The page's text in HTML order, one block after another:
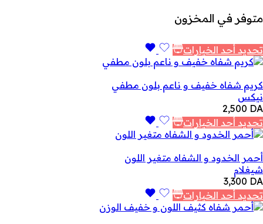
متوفر في المخزون
تحديد أحد الخيارات
كريم شفاه خفيف و ناعم بلون مطفي
نيكس
2,500 DA
تحديد أحد الخيارات
أحمر الخدود و الشفاه متغير اللون
شيغلام
3,300 DA
تحديد أحد الخيارات